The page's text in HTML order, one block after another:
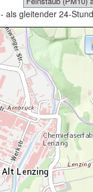
- als gleitender 24-